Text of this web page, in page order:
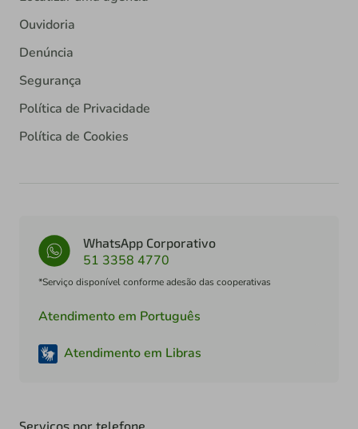
Ouvidoria
Denúncia
Segurança
Política de Privacidade
Política de Cookies
WhatsApp Corporativo
51 3358 4770
*Serviço disponível conforme adesão das cooperativas
Atendimento em Português
Atendimento em Libras
Serviços por telefone